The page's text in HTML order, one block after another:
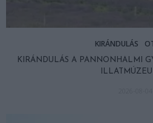
KIRÁNDULÁS
KIRÁNDULÁS A PANNONHALMI